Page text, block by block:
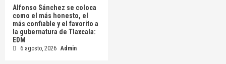
Alfonso Sánchez se coloca
como el más honesto, el
más confiable y el favorito a
la gubernatura de Tlaxcala:
EDM
6 agosto, 2026 Admin